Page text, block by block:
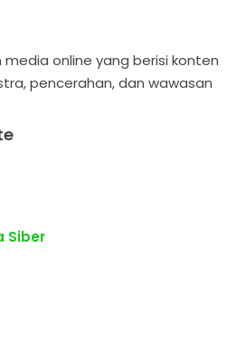
online yang berisi konten
pencerahan, dan wawasan
Siber